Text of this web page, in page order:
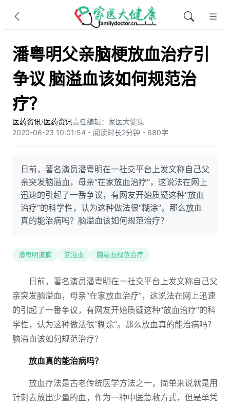
潘粤明父亲脑梗放血治疗引
争议 脑溢血该如何规范治
疗？
医药资讯/医药资讯责任编辑：家医大健康
2020-06-23 10:01:54 - 阅读时长2分钟 - 680字
日前，著名演员潘粤明在一社交平台上发文称自己父
亲突发脑溢血，母亲“在家放血治疗”，这说法在网上
迅速的引起了一番争议，有网友开始质疑这种“放血
治疗”的科学性，认为这种做法很“糊涂”。那么放血
真的能治病吗？脑溢血该如何规范治疗？
潘粤明道歉 脑溢血 脑溢血规范治疗
日前，著名演员潘粤明在一社交平台上发文称自己父
亲突发脑溢血，母亲“在家放血治疗”，这说法在网上迅速
的引起了一番争议，有网友开始质疑这种“放血治疗”的科
学性，认为这种做法很“糊涂”。那么放血真的能治病吗？
脑溢血该如何规范治疗？
放血真的能治病吗？
放血疗法是古老传统医学方法之一，简单来说就是用
针刺去放出少量的血，作为一种中医急救方式，但是单凭